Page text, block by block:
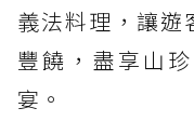
義法料理，讓遊
豐饒，盡享山
宴。